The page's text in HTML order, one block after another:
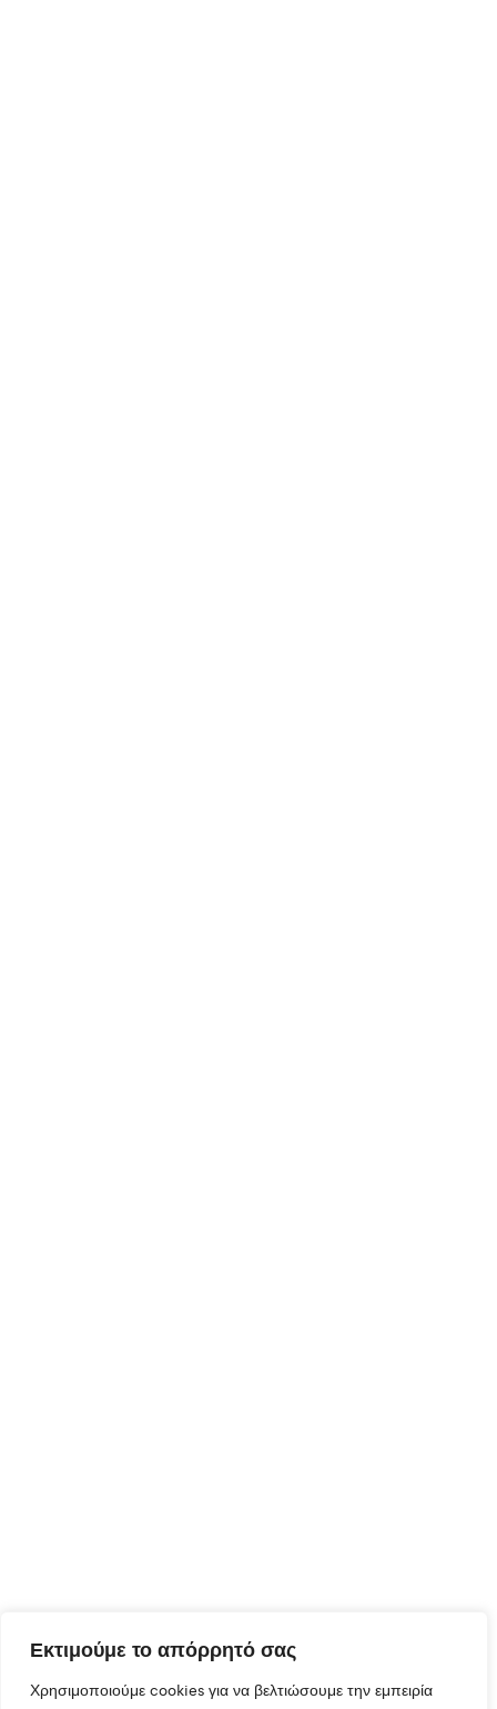
Εκτιμούμε το απόρρητό σας
Χρησιμοποιούμε cookies για να βελτιώσουμε την εμπειρία